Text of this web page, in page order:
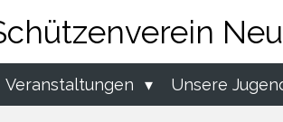
Veranstaltungen Unsere